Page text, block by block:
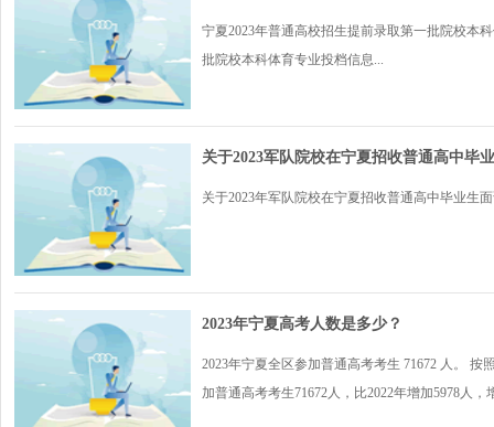
宁夏2023年普通高校招生提前录取第一批院校本
批院校本科体育专业投档信息...
关于2023军队院校在宁夏招收普通高中毕
关于2023年军队院校在宁夏招收普通高中毕业生
2023年宁夏高考人数是多少？
2023年宁夏全区参加普通高考考生 71672 人。
加普通高考考生71672人，比2022年增加5978人，